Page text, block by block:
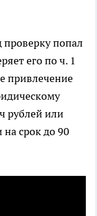
попал
его по ч. 1
привлечение
рублей или
срок до 90